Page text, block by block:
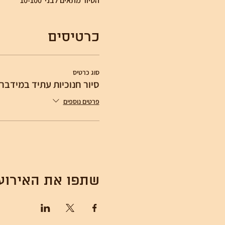
כרטיסים
סוג כרטיס
סיור חנוכיות עתיד
פרטים נוספים
שתפו את